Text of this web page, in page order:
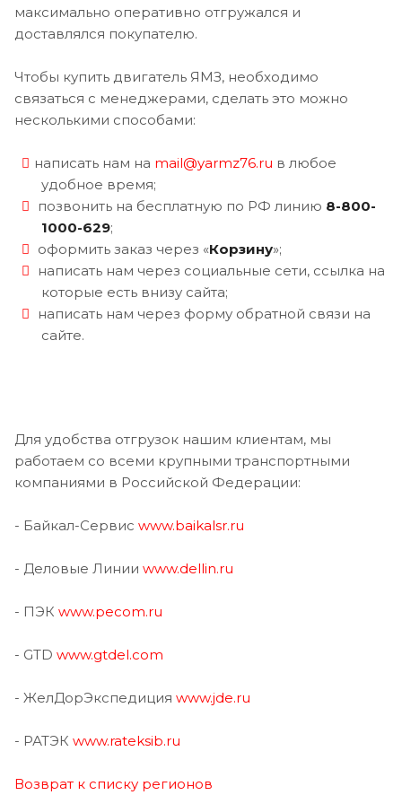
максимально оперативно отгружался и
доставлялся покупателю.
Чтобы купить двигатель ЯМЗ, необходимо
связаться с менеджерами, сделать это можно
несколькими способами:
написать нам на mail@yarmz76.ru в любое
удобное время;
позвонить на бесплатную по РФ линию 8-800-
1000-629;
оформить заказ через «Корзину»;
написать нам через социальные сети, ссылка на
которые есть внизу сайта;
написать нам через форму обратной связи на
сайте.
Для удобства отгрузок нашим клиентам, мы
работаем со всеми крупными транспортными
компаниями в Российской Федерации:
- Байкал-Сервис www.baikalsr.ru
- Деловые Линии www.dellin.ru
- ПЭК www.pecom.ru
- GTD www.gtdel.com
- ЖелДорЭкспедиция www.jde.ru
- РАТЭК www.rateksib.ru
Возврат к списку регионов